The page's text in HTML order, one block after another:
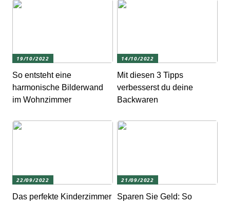
19/10/2022
So entsteht eine
harmonische Bilderwand
im Wohnzimmer
14/10/2022
Mit diesen 3 Tipps
verbesserst du deine
Backwaren
22/09/2022
Das perfekte Kinderzimmer
21/09/2022
Sparen Sie Geld: So